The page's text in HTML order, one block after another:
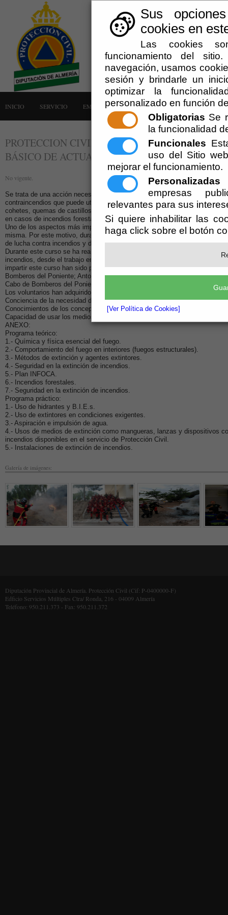
Sus
cookies en
Las cookies
funcionamiento del
navegación, usamos
sesión y brindarle un
optimizar la
personalizado en función
Obligatorias Se
la funcionalidad
Funcionales
uso del Sitio
mejorar el funcionamiento.
Personalizadas
empresas
relevantes para sus
Si quiere inhabilitar las
haga click sobre el botón
[Ver Política de Cookies]
INICIO SERVICIO EMERGENCIAS LA AGRUPACIÓN AVISOS
PROTECCION CIVIL FORMA A SUS EFECTIVOS
BÁSICO DE ACTUACIÓN EN INCENDIOS.
No vigente.
Se trata de una acción necesaria tras la adquisición por parte de la
contraincendios que puede utilizarse como servicio complementario en los
cohetes, quemas de castillos de fuegos artificiales así como para
en casos de incendios forestales.
Uno de los aspectos más importantes de la actuación ante incendios es
misma. Por este motivo, durante este curso se ha profundizado sobre
de lucha contra incendios y de la coordinación eficaz del trabajo en equipo.
Durante este curso se ha realizado un intenso recorrido por los distintos
incendios, desde el trabajo en múltiples equipos a la dirección y control
impartir este curso han sido profesionales en extinción de incendios: Juan
Bomberos del Poniente; Antonio León, Técnico de Operaciones del plan
Cabo de Bomberos del Poniente; y José Antonio Romero Estrada,
Los voluntarios han adquirido los siguientes conocimientos:
Conciencia de la necesidad de prevención y planificación de emergencias.
Conocimientos de los conceptos básicos sobre el fuego, su propagación y
Capacidad de usar los medios de extinción de incendios a su alcance con
ANEXO:
Programa teórico:
1.- Química y física esencial del fuego.
2.- Comportamiento del fuego en interiores (fuegos estructurales).
3.- Métodos de extinción y agentes extintores.
4.- Seguridad en la extinción de incendios.
5.- Plan INFOCA.
6.- Incendios forestales.
7.- Seguridad en la extinción de incendios.
Programa práctico:
1.- Uso de hidrantes y B.I.E.s.
2.- Uso de extintores en condiciones exigentes.
3.- Aspiración e impulsión de agua.
4.- Usos de medios de extinción como mangueras, lanzas y dispositivos
incendios disponibles en el servicio de Protección Civil.
5.- Instalaciones de extinción de incendios.
Galería de imágenes:
Diputación Provincial de Almería. Protección Civil (Cif: P-0400000-F)
Edficio Servicios Múltiples Ctra/ Ronda, 216 - 04009 Almería
Teléfono: 950.211.373 - Fax: 950.211.372